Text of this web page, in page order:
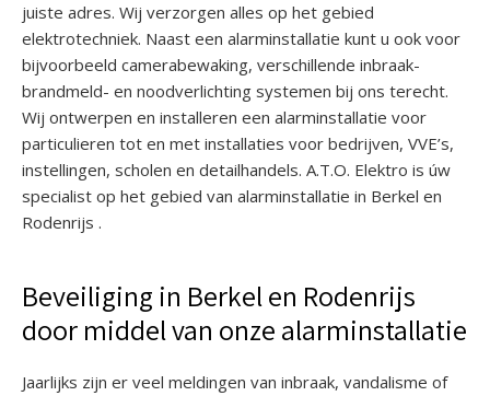
juiste adres. Wij verzorgen alles op het gebied
elektrotechniek. Naast een alarminstallatie kunt u ook voor
bijvoorbeeld camerabewaking, verschillende inbraak-
brandmeld- en noodverlichting systemen bij ons terecht.
Wij ontwerpen en installeren een alarminstallatie voor
particulieren tot en met installaties voor bedrijven, VVE’s,
instellingen, scholen en detailhandels. A.T.O. Elektro is úw
specialist op het gebied van alarminstallatie in Berkel en
Rodenrijs .
Beveiliging in Berkel en Rodenrijs
door middel van onze alarminstallatie
Jaarlijks zijn er veel meldingen van inbraak, vandalisme of